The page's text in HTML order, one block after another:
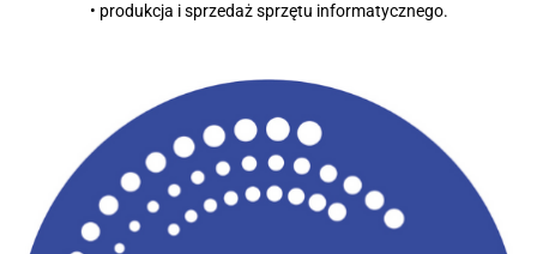
• produkcja i sprzedaż sprzętu informatycznego.